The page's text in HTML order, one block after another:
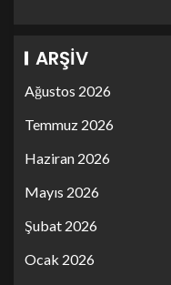
ARŞIV
Ağustos 2026
Temmuz 2026
Haziran 2026
Mayıs 2026
Şubat 2026
Ocak 2026